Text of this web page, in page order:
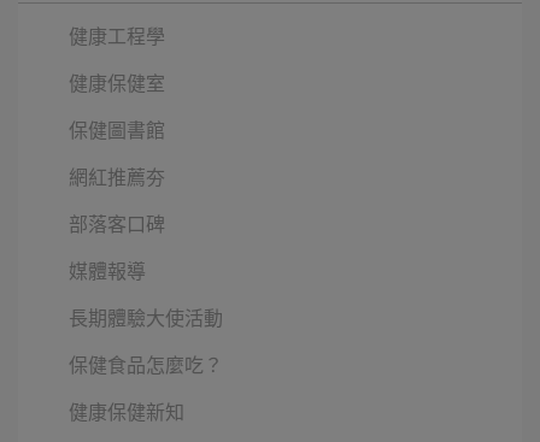
健康工程學
健康保健室
保健圖書館
網紅推薦夯
部落客口碑
媒體報導
長期體驗大使活動
保健食品怎麼吃？
健康保健新知